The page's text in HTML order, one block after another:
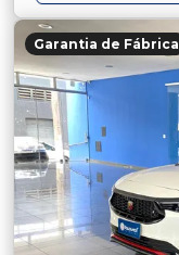
Garantia de Fábrica